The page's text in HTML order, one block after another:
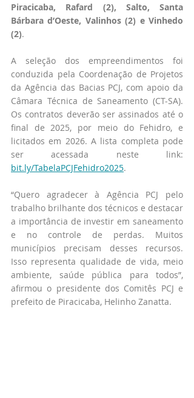
Piracicaba, Rafard (2), Salto, Santa
Bárbara d’Oeste, Valinhos (2) e Vinhedo
(2).
A seleção dos empreendimentos foi
conduzida pela Coordenação de Projetos
da Agência das Bacias PCJ, com apoio da
Câmara Técnica de Saneamento (CT-SA).
Os contratos deverão ser assinados até o
final de 2025, por meio do Fehidro, e
licitados em 2026. A lista completa pode
bit.ly/TabelaPCJFehidro2025.
“Quero agradecer à Agência PCJ pelo
trabalho brilhante dos técnicos e destacar
a importância de investir em saneamento
e no controle de perdas. Muitos
municípios precisam desses recursos.
Isso representa qualidade de vida, meio
ambiente, saúde pública para todos”,
afirmou o presidente dos Comitês PCJ e
prefeito de Piracicaba, Helinho Zanatta.